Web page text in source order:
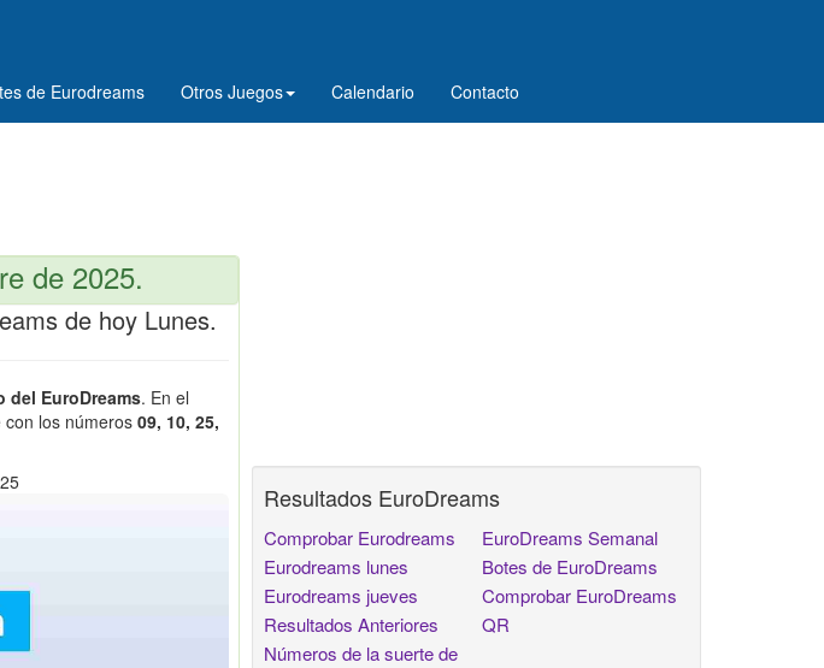
de Eurodreams Otros Juegos Calendario Contacto
de 2025.
de hoy Lunes.
del EuroDreams. En el
los números 09, 10, 25,
Resultados EuroDreams
Comprobar Eurodreams
Eurodreams lunes
Eurodreams jueves
Resultados Anteriores
Números de la suerte de
EuroDreams Semanal
Botes de EuroDreams
Comprobar EuroDreams
QR